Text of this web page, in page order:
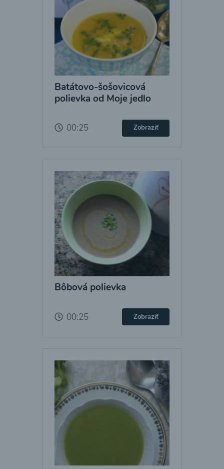
Batátovo-šošovicová
polievka od Moje jedlo
00:25 Zobraziť
Bôbová polievka
00:25 Zobraziť